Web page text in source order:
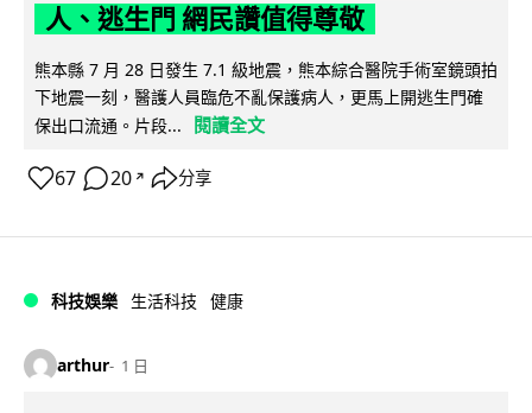
人、逃生門 網民讚值得尊敬
熊本縣 7 月 28 日發生 7.1 級地震，熊本綜合醫院手術室鏡頭拍
下地震一刻，醫護人員臨危不亂保護病人，更馬上開逃生門確
保出口流通。片段...
閱讀全文
67 20 ↗ 分享
科技娛樂 生活科技 健康
arthur 1 日